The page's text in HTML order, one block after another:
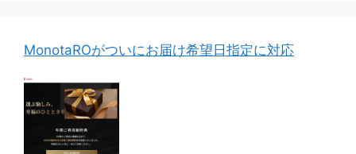
MonotaROがついにお届け希望日指定に対応